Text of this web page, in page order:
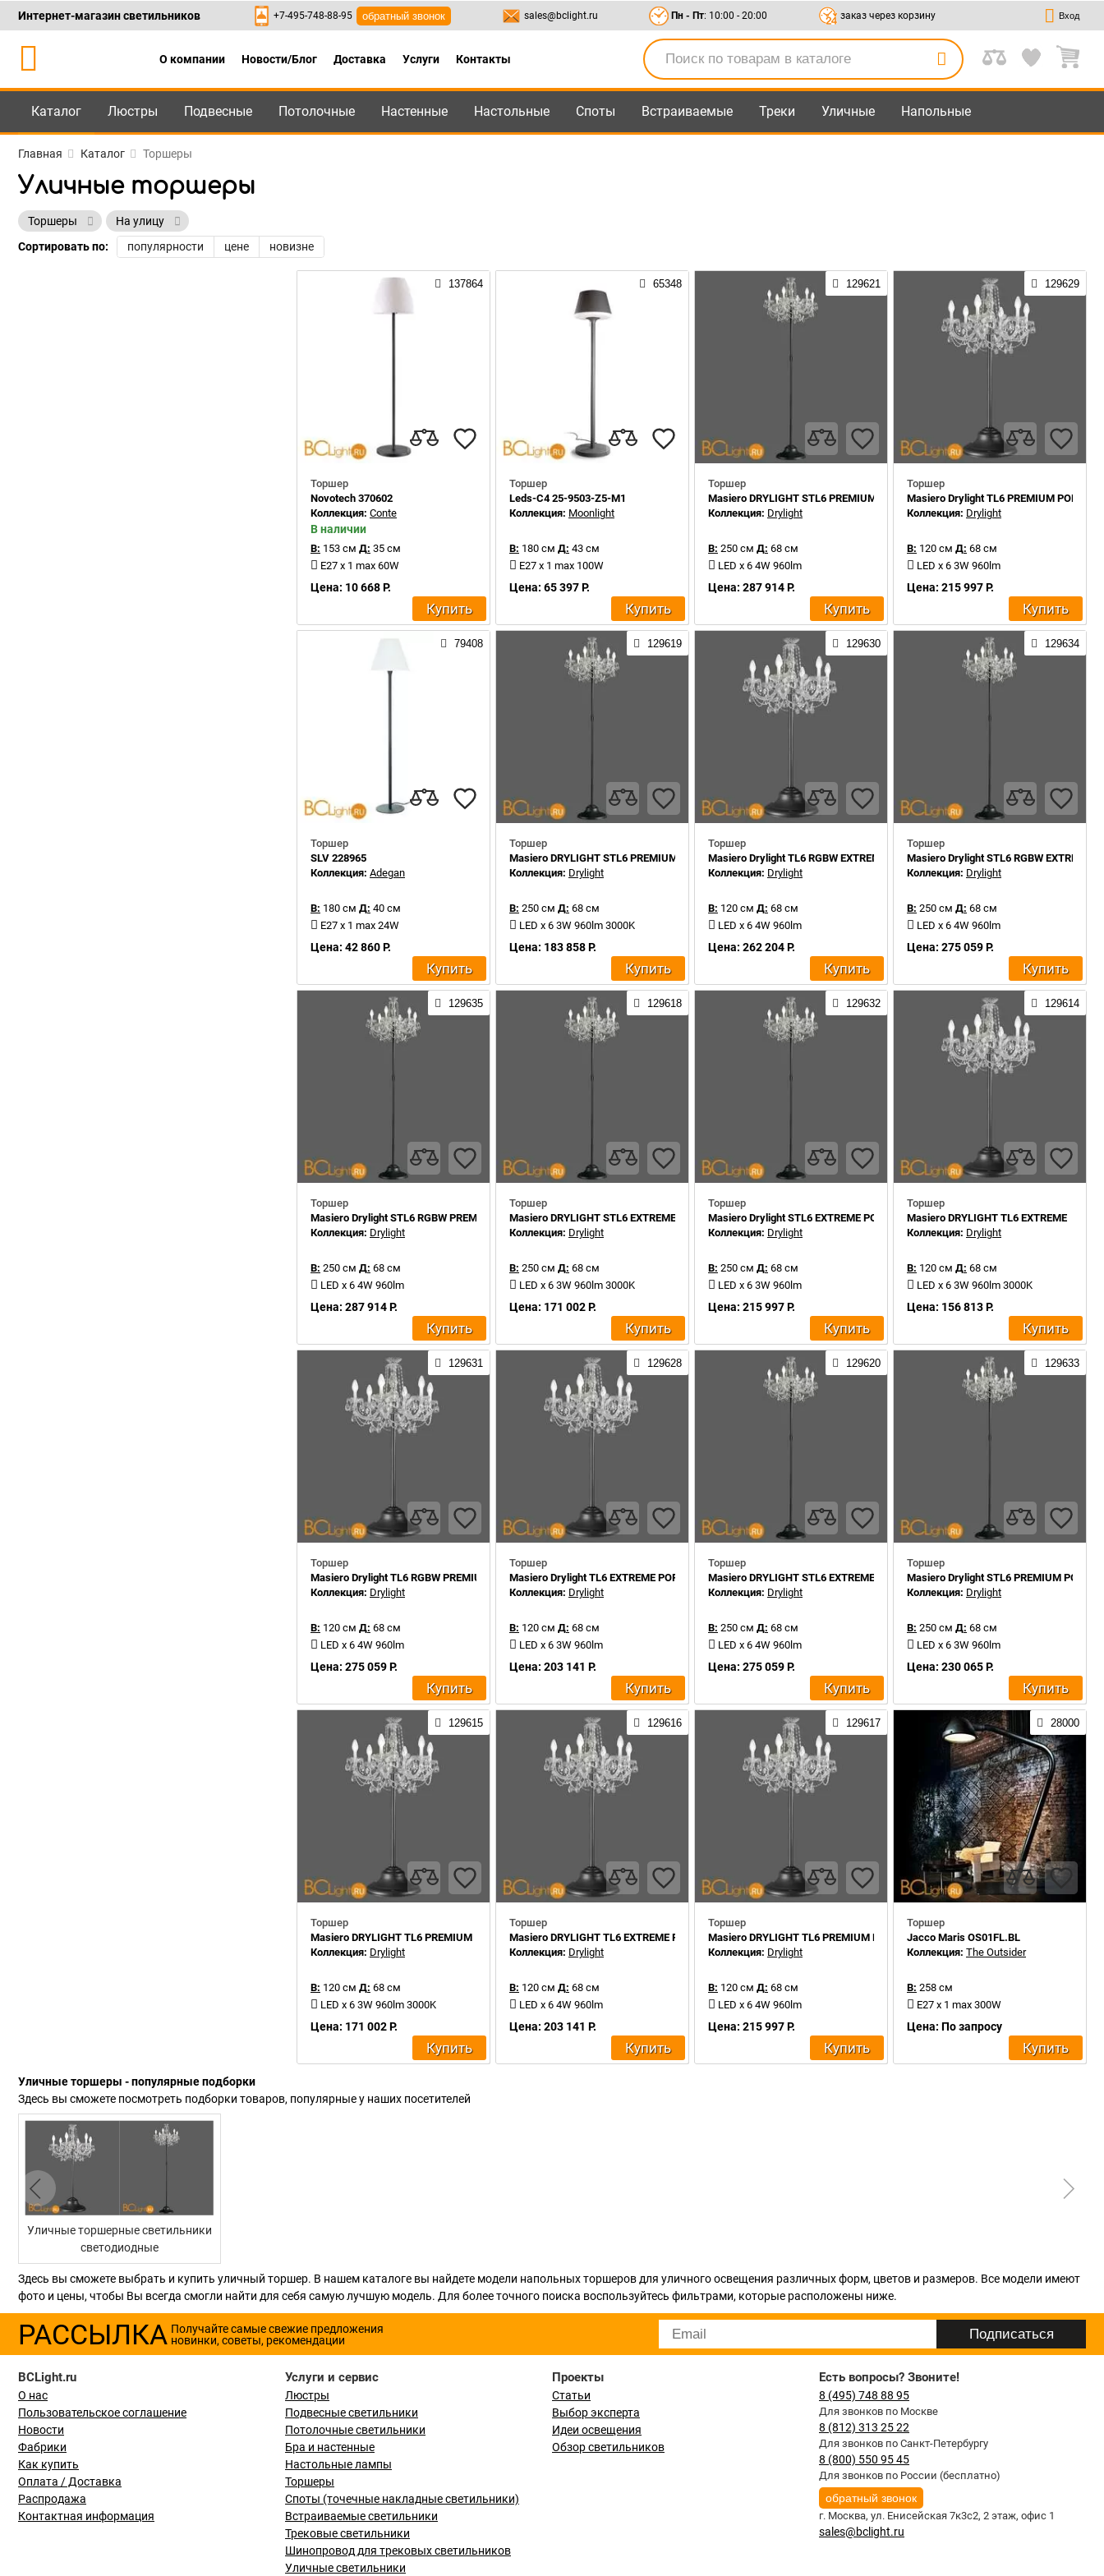
Каталог +7-495-748-88-95 ,8-800-550-95-45 sales@bclight.ru
Интернет-магазин светильников +7-495-748-88-95 обратный звонок sales@bclight.ru Пн - Пт: 10:00 - 20:00 заказ через корзину Вход
О компании Новости/Блог Доставка Услуги Контакты
Каталог Люстры Подвесные Потолочные Настенные Настольные Споты Встраиваемые Треки Уличные Напольные
Главная Каталог Торшеры
Уличные торшеры
Торшеры
На улицу
Сортировать по:
популярности цене новизне
137864
Торшер
Novotech 370602
Коллекция: Conte
В наличии
В: 153 см Д: 35 см
E27 x 1 max 60W
Цена: 10 668 Р.
Купить
65348
Торшер
Leds-C4 25-9503-Z5-M1
Коллекция: Moonlight
В: 180 см Д: 43 см
E27 x 1 max 100W
Цена: 65 397 Р.
Купить
129621
Торшер
Masiero DRYLIGHT STL6 PREMIUM RGBW
Коллекция: Drylight
В: 250 см Д: 68 см
LED x 6 4W 960lm
Цена: 287 914 Р.
Купить
129629
Торшер
Masiero Drylight TL6 PREMIUM
Коллекция: Drylight
В: 120 см Д: 68 см
LED x 6 3W 960lm
Цена: 215 997 Р.
Купить
79408
Торшер
SLV 228965
Коллекция: Adegan
В: 180 см Д: 40 см
E27 x 1 max 24W
Цена: 42 860 Р.
Купить
129619
Торшер
Masiero DRYLIGHT STL6 PREMIUM
Коллекция: Drylight
В: 250 см Д: 68 см
LED x 6 3W 960lm 3000K
Цена: 183 858 Р.
Купить
129630
Торшер
Masiero Drylight TL6 RGBW EXTREME PORTABLE
Коллекция: Drylight
В: 120 см Д: 68 см
LED x 6 4W 960lm
Цена: 262 204 Р.
Купить
129634
Торшер
Masiero Drylight STL6 RGBW EXTREME
Коллекция: Drylight
В: 250 см Д: 68 см
LED x 6 4W 960lm
Цена: 275 059 Р.
Купить
129635
Торшер
Masiero Drylight STL6 RGBW PREMIUM PORTABLE
Коллекция: Drylight
В: 250 см Д: 68 см
LED x 6 4W 960lm
Цена: 287 914 Р.
Купить
129618
Торшер
Masiero DRYLIGHT STL6 EXTREME
Коллекция: Drylight
В: 250 см Д: 68 см
LED x 6 3W 960lm 3000K
Цена: 171 002 Р.
Купить
129632
Торшер
Masiero Drylight STL6 EXTREME PORTABLE
Коллекция: Drylight
В: 250 см Д: 68 см
LED x 6 3W 960lm
Цена: 215 997 Р.
Купить
129614
Торшер
Masiero DRYLIGHT TL6 EXTREME
Коллекция: Drylight
В: 120 см Д: 68 см
LED x 6 3W 960lm 3000K
Цена: 156 813 Р.
Купить
129631
Торшер
Masiero Drylight TL6 RGBW PREMIUM PORTABLE
Коллекция: Drylight
В: 120 см Д: 68 см
LED x 6 4W 960lm
Цена: 275 059 Р.
Купить
129628
Торшер
Masiero Drylight TL6 EXTREME PORTABLE
Коллекция: Drylight
В: 120 см Д: 68 см
LED x 6 3W 960lm
Цена: 203 141 Р.
Купить
129620
Торшер
Masiero DRYLIGHT STL6 EXTREME RGBW
Коллекция: Drylight
В: 250 см Д: 68 см
LED x 6 4W 960lm
Цена: 275 059 Р.
Купить
129633
Торшер
Masiero Drylight STL6 PREMIUM
Коллекция: Drylight
В: 250 см Д: 68 см
LED x 6 3W 960lm
Цена: 230 065 Р.
Купить
129615
Торшер
Masiero DRYLIGHT TL6 PREMIUM
Коллекция: Drylight
В: 120 см Д: 68 см
LED x 6 3W 960lm 3000K
Цена: 171 002 Р.
Купить
129616
Торшер
Masiero DRYLIGHT TL6 EXTREME RGBW
Коллекция: Drylight
В: 120 см Д: 68 см
LED x 6 4W 960lm
Цена: 203 141 Р.
Купить
129617
Торшер
Masiero DRYLIGHT TL6 PREMIUM RGBW
Коллекция: Drylight
В: 120 см Д: 68 см
LED x 6 4W 960lm
Цена: 215 997 Р.
Купить
28000
Торшер
Jacco Maris OS01FL.BL
Коллекция: The Outsider
В: 258 см
E27 x 1 max 300W
Цена: По запросу
Купить
Уличные торшеры - популярные подборки
Здесь вы сможете посмотреть подборки товаров, популярные у наших посетителей
Уличные торшерные светильники
светодиодные
Здесь вы сможете выбрать и купить уличный торшер. В нашем каталоге вы найдете модели напольных торшеров для уличного освещения различных форм, цветов и размеров. Все модели имеют
фото и цены, чтобы Вы всегда смогли найти для себя самую лучшую модель. Для более точного поиска воспользуйтесь фильтрами, которые расположены ниже.
РАССЫЛКА Получайте самые свежие предложения
новинки, советы, рекомендации
BCLight.ru
О нас
Пользовательское соглашение
Новости
Фабрики
Как купить
Оплата / Доставка
Распродажа
Контактная информация
Услуги и сервис
Люстры
Подвесные светильники
Потолочные светильники
Бра и настенные
Настольные лампы
Торшеры
Споты (точечные накладные светильники)
Встраиваемые светильники
Трековые светильники
Шинопровод для трековых светильников
Уличные светильники
Проекты
Статьи
Выбор эксперта
Идеи освещения
Обзор светильников
Есть вопросы? Звоните!
8 (495) 748 88 95
Для звонков по Москве
8 (812) 313 25 22
Для звонков по Санкт-Петербургу
8 (800) 550 95 45
Для звонков по России (бесплатно)
обратный звонок
г. Москва, ул. Енисейская 7к3с2, 2 этаж, офис 1
sales@bclight.ru